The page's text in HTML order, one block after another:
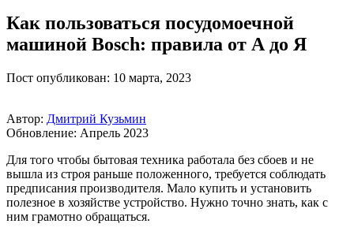
Как пользоваться посудомоечной
машиной Bosch: правила от А до Я
Пост опубликован: 10 марта, 2023
Автор: Дмитрий Кузьмин
Обновление: Апрель 2023
Для того чтобы бытовая техника работала без сбоев и не
вышла из строя раньше положенного, требуется соблюдать
предписания производителя. Мало купить и установить
полезное в хозяйстве устройство. Нужно точно знать, как с
ним грамотно обращаться.